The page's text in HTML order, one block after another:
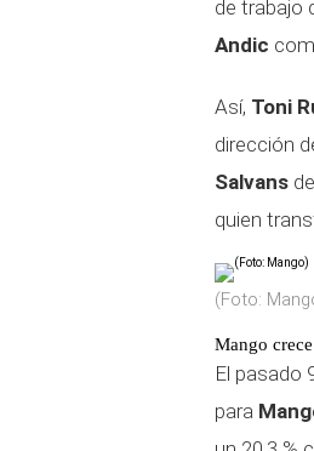
de trabajo
Andic
Así, Toni
dirección
Salvans
quien
(Foto:
Mango
El pasado
para